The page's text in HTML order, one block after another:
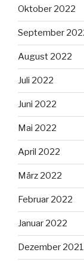
Oktober 2022
September
August 2022
Juli 2022
Juni 2022
Mai 2022
April 2022
März 2022
Februar 2022
Januar 2022
Dezember 2021